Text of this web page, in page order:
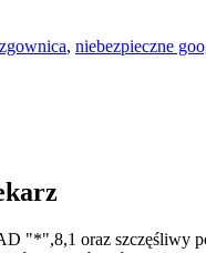
, niebezpieczne
"*",8,1 oraz szczęśliwy